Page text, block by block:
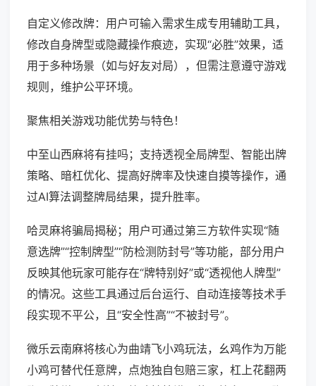
自定义修改牌：用户可输入需求生成专用辅助工具，
修改自身牌型或隐藏操作痕迹，实现“必胜”效果，适
用于多种场景（如与好友对局），但需注意遵守游戏
规则，维护公平环境。
聚焦相关游戏功能优势与特色！
中至山西麻将有挂吗；支持透视全局牌型、智能出牌
策略、暗杠优化、提高好牌率及快速自摸等操作，通
过AI算法调整牌局结果，提升胜率。
哈灵麻将骗局揭秘；用户可通过第三方软件实现“随
意选牌”“控制牌型”“防检测防封号”等功能，部分用户
反映其他玩家可能存在“牌特别好”或“透视他人牌型”
的情况。这些工具通过后台运行、自动连接等技术手
段实现不平公，且“安全性高”“不被封号”。
微乐云南麻将核心为曲靖飞小鸡玩法，幺鸡作为万能
小鸡可替代任意牌，点炮独自包赔三家，杠上花翻两